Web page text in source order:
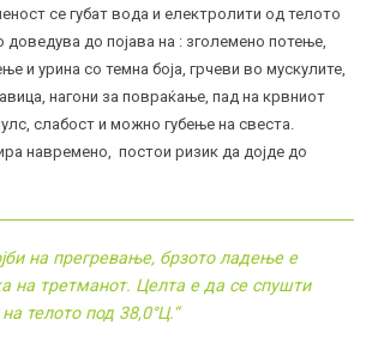
се губат вода и електролити од телото
доведува до појава на : зголемено потење,
и урина со темна боја, грчеви во мускулите,
нагони за повраќање, пад на крвниот
слабост и можно губење на свеста.
навремено, постои ризик да дојде до
на прегревање, брзото ладење е
на третманот. Целта е да се спушти
телото под 38,0°Ц.“